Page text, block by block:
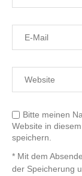
Bitte meinen
Website in
speichern.
* Mit dem
der Speicherung